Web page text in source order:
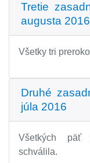
Tretie
augusta 2016
Všetky tri
Druhé
júla 2016
Všetkých päť
schválila.